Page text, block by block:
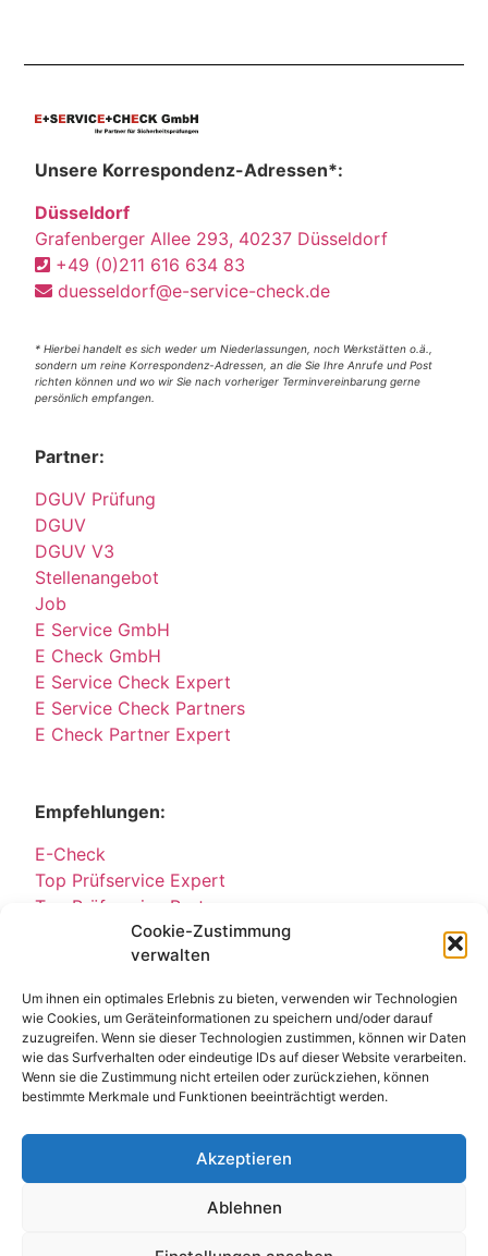
Cookie-Zustimmung
verwalten
Um ihnen ein optimales Erlebnis zu bieten, verwenden wir Technologien
wie Cookies, um Geräteinformationen zu speichern und/oder darauf
zuzugreifen. Wenn sie dieser Technologien zustimmen, können wir Daten
wie das Surfverhalten oder eindeutige IDs auf dieser Website verarbeiten.
Wenn sie die Zustimmung nicht erteilen oder zurückziehen, können
bestimmte Merkmale und Funktionen beeinträchtigt werden.
Akzeptieren
Ablehnen
Unsere Korrespondenz-Adressen*:
Düsseldorf
Grafenberger Allee 293, 40237 Düsseldorf
+49 (0)211 616 634 83
duesseldorf@e-service-check.de
* Hierbei handelt es sich weder um Niederlassungen, noch Werkstätten o.ä.,
sondern um reine Korrespondenz-Adressen, an die Sie Ihre Anrufe und Post
richten können und wo wir Sie nach vorheriger Terminvereinbarung gerne
persönlich empfangen.
Partner:
DGUV Prüfung
DGUV
DGUV V3
Stellenangebot
Job
E Service GmbH
E Check GmbH
E Service Check Expert
E Service Check Partners
E Check Partner Expert
Empfehlungen:
E-Check
Top Prüfservice Expert
Top Prüfservice Partners
Top Prüfservice GmbH
Sicherheitsprüfungen Partners
Prüfung E-Check Expert
Prüfung elektrischer Anlagen